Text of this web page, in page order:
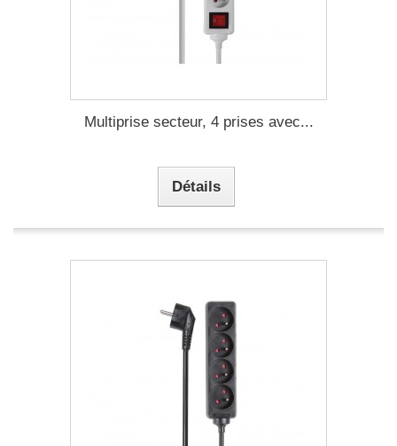
Multiprise secteur, 4 prises avec...
Détails